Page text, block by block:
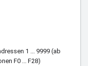
1 ... 9999 (ab
F0 ... F28)